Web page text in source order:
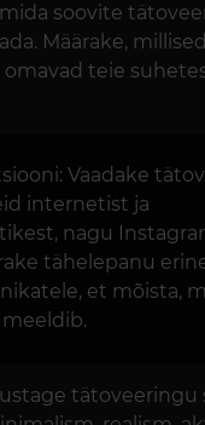
soovite
Määrake,
teie
Vaadake
internetist ja
nagu
tähelepanu
et mõista,
tätoveeringu